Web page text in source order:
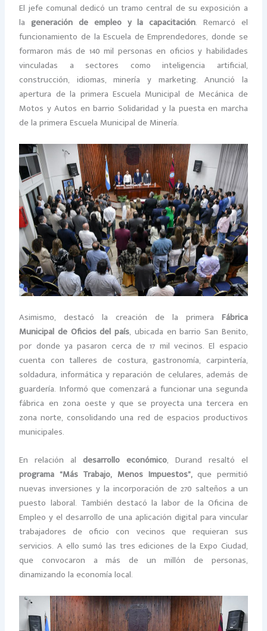
El jefe comunal dedicó un tramo central de su exposición a
lageneración de empleo y la capacitación. Remarcó el
funcionamiento de la Escuela de Emprendedores, donde se
formaron más de 140 mil personas en oficios y habilidades
vinculadas a sectores como inteligencia artificial,
construcción, idiomas, minería y marketing. Anunció la
apertura de la primera Escuela Municipal de Mecánica de
Motos y Autos en barrio Solidaridad y la puesta en marcha
de la primera Escuela Municipal de Minería.
Asimismo, destacó la creación de la primera Fábrica
Municipal de Oficios del país, ubicada en barrio San Benito,
por donde ya pasaron cerca de 17 mil vecinos. El espacio
cuenta con talleres de costura, gastronomía, carpintería,
soldadura, informática y reparación de celulares, además de
guardería. Informó que comenzará a funcionar una segunda
fábrica en zona oeste y que se proyecta una tercera en
zona norte, consolidando una red de espacios productivos
municipales.
En relación aldesarrollo económico, Durand resaltó el
programa “Más Trabajo, Menos Impuestos”,que permitió
nuevas inversiones y la incorporación de 270 salteños a un
puesto laboral. También destacó la labor de la Oficina de
Empleo y el desarrollo de una aplicación digital para vincular
trabajadores de oficio con vecinos que requieran sus
servicios. A ello sumó las tres ediciones de la Expo Ciudad,
que convocaron a más de un millón de personas,
dinamizando la economía local.